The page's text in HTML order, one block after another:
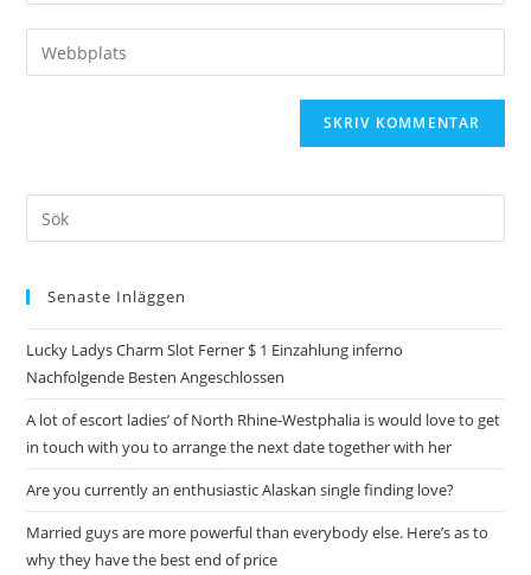
Senaste Inläggen
Lucky Ladys Charm Slot Ferner $ 1 Einzahlung inferno
Nachfolgende Besten Angeschlossen
A lot of escort ladies’ of North Rhine-Westphalia is would love to get
in touch with you to arrange the next date together with her
Are you currently an enthusiastic Alaskan single finding love?
Married guys are more powerful than everybody else. Here’s as to
why they have the best end of price